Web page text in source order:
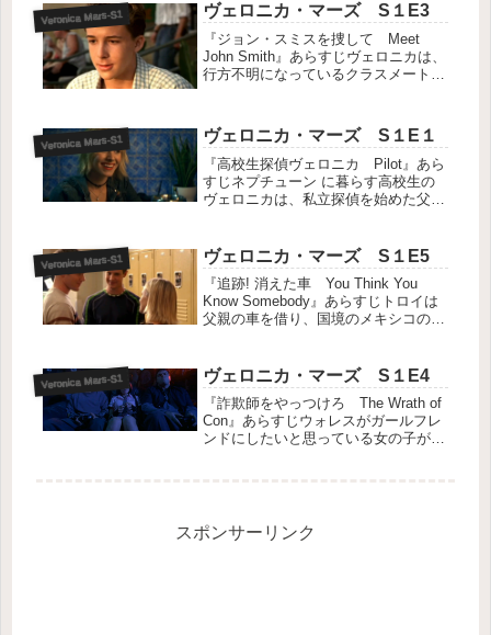
Veronica Mars-S1 ヴェロニカ・マーズ S１E3
『ジョン・スミスを捜して Meet
John Smith』あらすじヴェロニカは、
行方不明になっているクラスメートの
の母親捜しも一歩前進する。公式より
キャストヴェロニカ・マー...
Veronica Mars-S1 ヴェロニカ・マーズ S１E１
『高校生探偵ヴェロニカ Pilot』あら
すじネプチューン に暮らす高校生の
ヴェロニカは、私立探偵を始めた父親
ケイン殺人事件がヴェロニカの行く先
に影を落とし、事件のあった過去...
Veronica Mars-S1 ヴェロニカ・マーズ S１E5
『追跡! 消えた車 You Think You
Know Somebody』あらすじトロイは
父親の車を借り、国境のメキシコのテ
ようとするが、状況は切迫していた。
公式よりキャ...
Veronica Mars-S1 ヴェロニカ・マーズ S１E4
『詐欺師をやっつけろ The Wrath of
Con』あらすじウォレスがガールフレ
ンドにしたいと思っている女の子が、
スポンサーリンク